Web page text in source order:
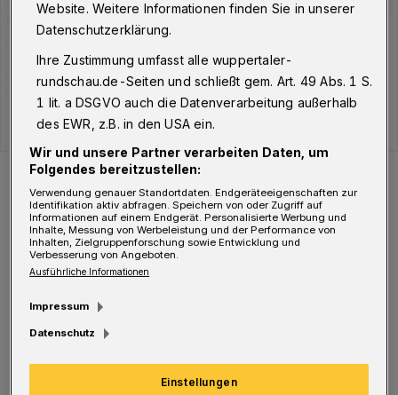
Der Verlauf der Corona-Fälle in Wuppertal.
Foto: WR
Aktuell befinden sich 1.246 Menschen in
Quarantäne. Davon sind 515 Infizierte
einer Isolierung im Krankenhaus, wird keine
Website. Weitere Informationen finden Sie in unserer
Datenschutzerklärung.
Ihre Zustimmung umfasst alle wuppertaler-
rundschau.de-Seiten und schließt gem. Art. 49 Abs. 1 S.
1 lit. a DSGVO auch die Datenverarbeitung außerhalb
des EWR, z.B. in den USA ein.
Wir und unsere Partner verarbeiten Daten, um
Folgendes bereitzustellen:
Verwendung genauer Standortdaten. Endgeräteeigenschaften zur
Identifikation aktiv abfragen. Speichern von oder Zugriff auf
Informationen auf einem Endgerät. Personalisierte Werbung und
Inhalte, Messung von Werbeleistung und der Performance von
Inhalten, Zielgruppenforschung sowie Entwicklung und
Verbesserung von Angeboten.
Ausführliche Informationen
Impressum
Datenschutz
Einstellungen